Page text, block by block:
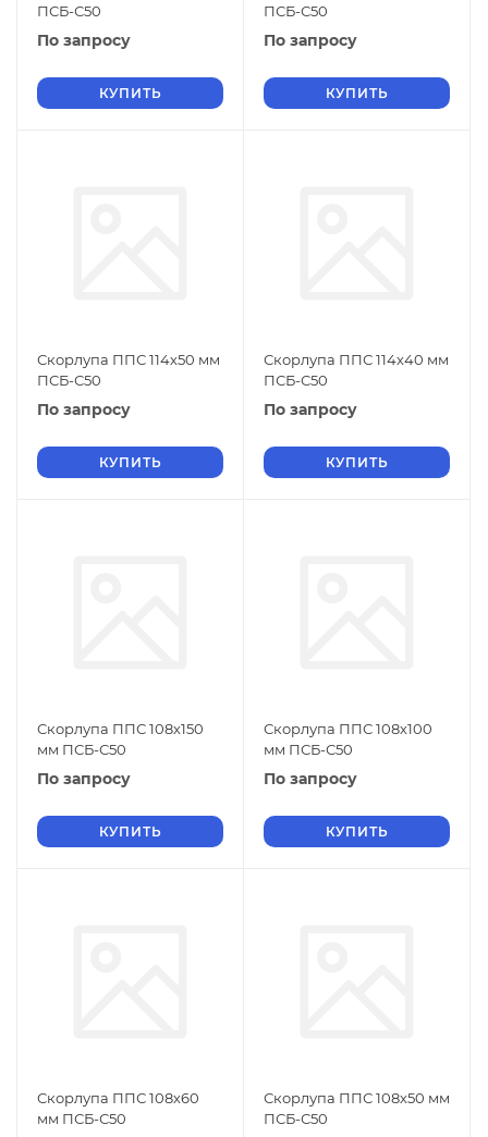
ПСБ-С50
По запросу
КУПИТЬ
ПСБ-С50
По запросу
КУПИТЬ
Скорлупа ППС 114х50 мм
ПСБ-С50
По запросу
КУПИТЬ
Скорлупа ППС 114х40 мм
ПСБ-С50
По запросу
КУПИТЬ
Скорлупа ППС 108х150
мм ПСБ-С50
По запросу
КУПИТЬ
Скорлупа ППС 108х100
мм ПСБ-С50
По запросу
КУПИТЬ
Скорлупа ППС 108х60
мм ПСБ-С50
Скорлупа ППС 108х50 мм
ПСБ-С50